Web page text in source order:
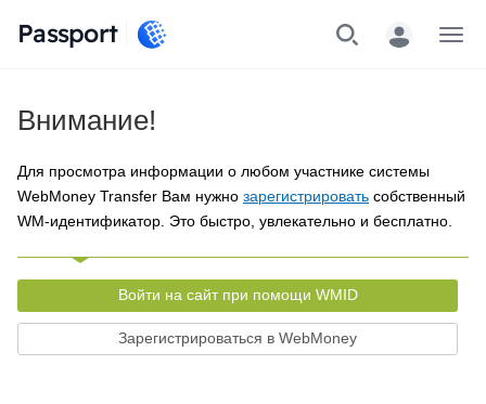
Passport
Внимание!
Для просмотра информации о любом участнике системы
WebMoney Transfer Вам нужно зарегистрировать собственный
WM-идентификатор. Это быстро, увлекательно и бесплатно.
Войти на сайт при помощи WMID
Зарегистрироваться в WebMoney